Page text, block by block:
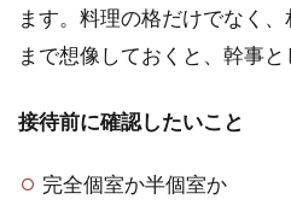
2.4
鮨そ
ば京
近で
欲し
ます。料理の格だけでなく
まで想像しておくと、幹事と
接待前に確認したいこと
完全個室か半個室か